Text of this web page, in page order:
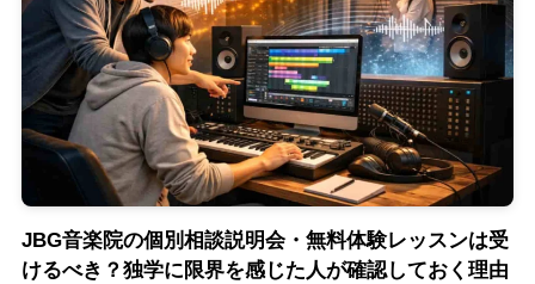
JBG音楽院の個別相談説明会・無料体験レッスンは受
けるべき？独学に限界を感じた人が確認しておく理由